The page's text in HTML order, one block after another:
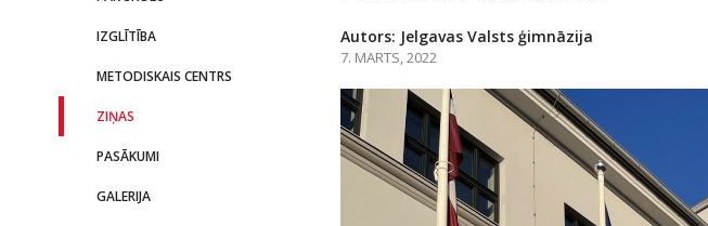
IZGLĪTĪBA
METODISKAIS CENTRS
ZIŅAS
PASĀKUMI
GALERIJA
Autors: Jelgavas Valsts ģimnāzija
7. MARTS, 2022